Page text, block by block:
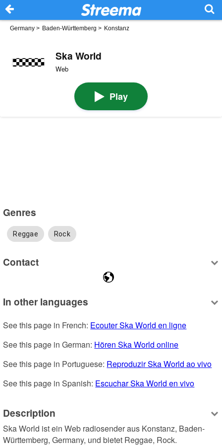
Germany > Baden-Württemberg > Konstanz
Ska World
Web
Play
Genres
Reggae Rock
Contact
In other languages
See this page in French: Ecouter Ska World en ligne
See this page in German: Hören Ska World online
See this page in Portuguese: Reproduzir Ska World ao vivo
See this page in Spanish: Escuchar Ska World en vivo
Description
Ska World ist ein Web radiosender aus Konstanz, Baden-
Württemberg, Germany, und bietet Reggae, Rock.